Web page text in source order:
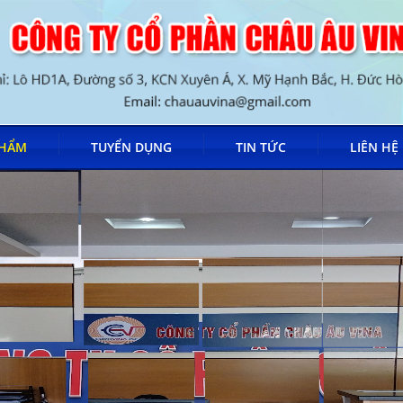
TUYỂN DỤNG TIN TỨC LIÊN HỆ